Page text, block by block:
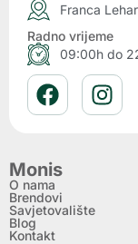
Franca
Radno vrijeme
09:00h do
Monis
O nama
Brendovi
Savjetovalište
Blog
Kontakt